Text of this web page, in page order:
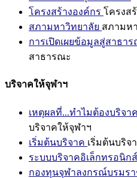
โครงสร้างองค์กร โครงส
สภามหาวิทยาลัย สภามห
การเปิดเผยข้อมูลสู่สาธา
สาธารณะ
บริจาคให้จุฬาฯ
เหตุผลที่...ทำไมต้องบริจา
บริจาคให้จุฬาฯ
เริ่มต้นบริจาค เริ่มต้นบริจ
ระบบบริจาคอิเล็กทรอนิกส์
กองทุนจุฬาลงกรณ์บรมร